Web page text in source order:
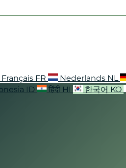
Français FR Nederlands NL
ID हिंदी HI 한국어 KO